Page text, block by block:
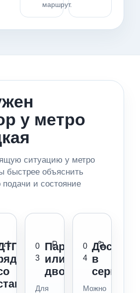
маршрут.
у метро
ситуацию у метро
быстрее объяснить
и состояние
0
3
Паркинг
или
двор
Для
0
4
в
сервис
Можно